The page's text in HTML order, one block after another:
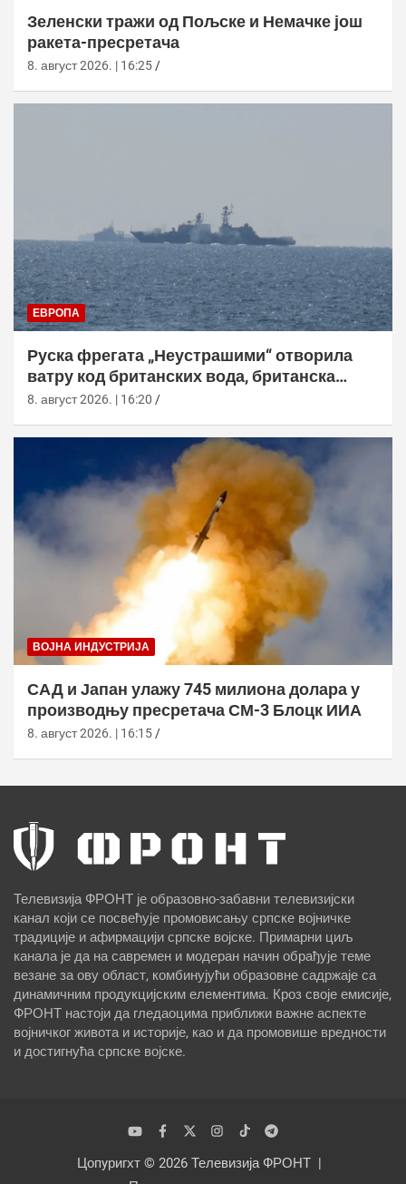
Зеленски тражи од Пољске и Немачке још
ракета-пресретача
8. август 2026. | 16:25
ЕВРОПА
Руска фрегата „Неустрашими“ отворила
ватру код британских вода, британска
морнарица појачала праћење
8. август 2026. | 16:20
ВОЈНА ИНДУСТРИЈА
САД и Јапан улажу 745 милиона долара у
производњу пресретача СМ-3 Блоцк ИИА
8. август 2026. | 16:15
Телевизија ФРОНТ је образовно-забавни телевизијски
канал који се посвећује промовисању српске војничке
традиције и афирмацији српске војске. Примарни циљ
канала је да на савремен и модеран начин обрађује теме
везане за ову област, комбинујући образовне садржаје са
динамичним продукцијским елементима. Кроз своје емисије,
ФРОНТ настоји да гледаоцима приближи важне аспекте
војничког живота и историје, као и да промовише вредности
и достигнућа српске војске.
Цопyригхт © 2026 Телевизија ФРОНТ